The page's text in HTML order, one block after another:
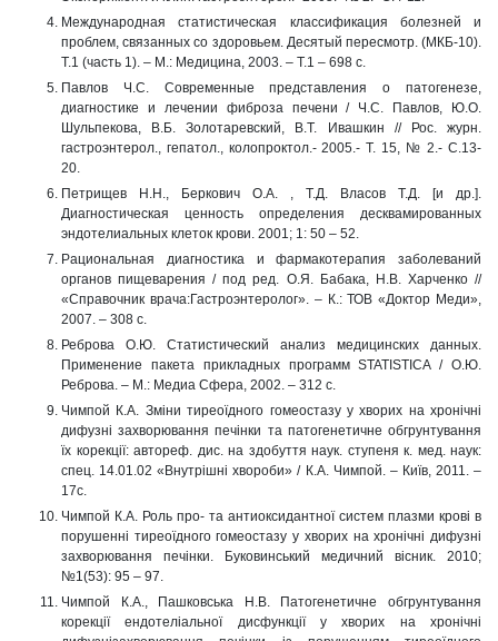
Международная статистическая классификация болезней и
проблем, связанных со здоровьем. Десятый пересмотр. (МКБ-10).
Т.1 (часть 1). – М.: Медицина, 2003. – Т.1 – 698 с.
Павлов Ч.С. Современные представления о патогенезе,
диагностике и лечении фиброза печени / Ч.С. Павлов, Ю.О.
Шульпекова, В.Б. Золотаревский, В.Т. Ивашкин // Рос. журн.
гастроэнтерол., гепатол., колопроктол.- 2005.- Т. 15, № 2.- С.13-
20.
Петрищев Н.Н., Беркович О.А. , Т.Д. Власов Т.Д. [и др.].
Диагностическая ценность определения десквамированных
эндотелиальных клеток крови. 2001; 1: 50 – 52.
Рациональная диагностика и фармакотерапия заболеваний
органов пищеварения / под ред. О.Я. Бабака, Н.В. Харченко //
«Справочник врача:Гастроэнтеролог». – К.: ТОВ «Доктор Меди»,
2007. – 308 с.
Реброва О.Ю. Статистический анализ медицинских данных.
Применение пакета прикладных программ STATISTICA / О.Ю.
Реброва. – М.: Медиа Сфера, 2002. – 312 c.
Чимпой К.А. Зміни тиреоїдного гомеостазу у хворих на хронічні
дифузні захворювання печінки та патогенетичне обгрунтування
їх корекції: автореф. дис. на здобуття наук. ступеня к. мед. наук:
спец. 14.01.02 «Внутрішні хвороби» / К.А. Чимпой. – Київ, 2011. –
17с.
Чимпой К.А. Роль про- та антиоксидантної систем плазми крові в
порушенні тиреоїдного гомеостазу у хворих на хронічні дифузні
захворювання печінки. Буковинський медичний вісник. 2010;
№1(53): 95 – 97.
Чимпой К.А., Пашковська Н.В. Патогенетичне обгрунтування
корекції ендотеліальної дисфункції у хворих на хронічні